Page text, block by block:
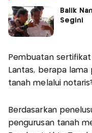
Balik
Segini
Pembuatan
Lantas, berapa
tanah melalui
Berdasarkan
pengurusan tanah